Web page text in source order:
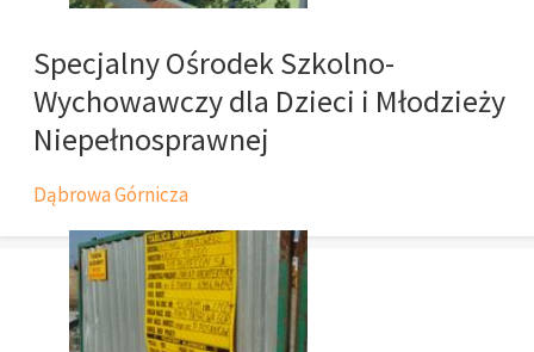
Specjalny Ośrodek Szkolno-
Wychowawczy dla Dzieci i Młodzieży
Niepełnosprawnej
Dąbrowa Górnicza